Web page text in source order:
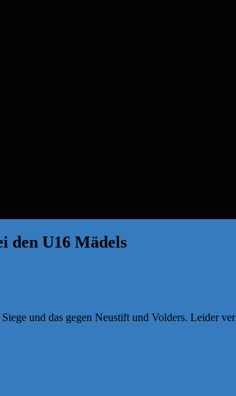
den U16 Mädels
und das gegen Neustift und Volders. Leider